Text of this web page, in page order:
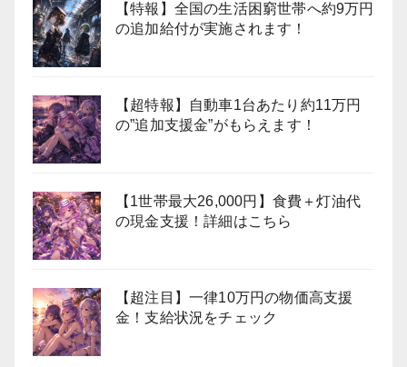
【特報】全国の生活困窮世帯へ約9万円
の追加給付が実施されます！
【超特報】自動車1台あたり約11万円
の”追加支援金”がもらえます！
【1世帯最大26,000円】食費＋灯油代
の現金支援！詳細はこちら
【超注目】一律10万円の物価高支援
金！支給状況をチェック